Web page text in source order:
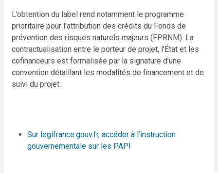
L’obtention du label rend notamment le programme
prioritaire pour l'attribution des crédits du Fonds de
prévention des risques naturels majeurs (FPRNM). La
contractualisation entre le porteur de projet, l’État et les
cofinanceurs est formalisée par la signature d’une
convention détaillant les modalités de financement et de
suivi du projet.
Sur legifrance.gouv.fr, accéder à l’instruction
gouvernementale sur les PAPI